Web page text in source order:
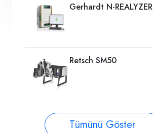
Gerhardt N-REALYZER
Retsch SM50
Tümünü Göster